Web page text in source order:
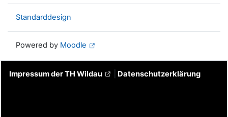
Standarddesign
Powered by Moodle
Impressum der TH Wildau Datenschutzerklärung